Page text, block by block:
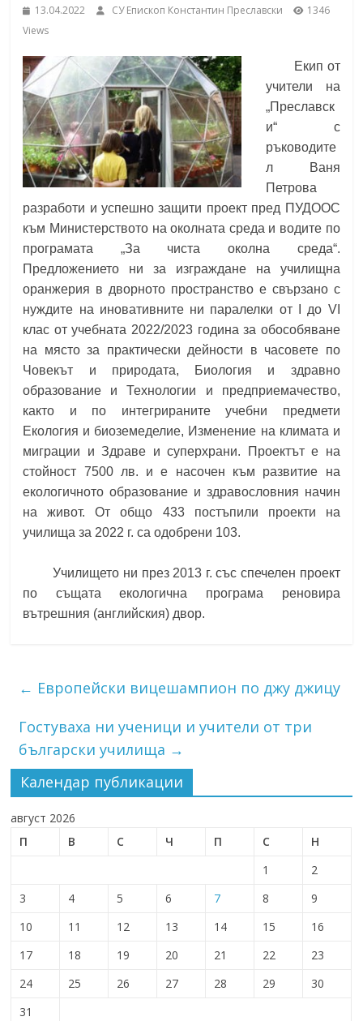
under the Erasmus+ Programme in
School,
Burgas
Средно
училище
"Епископ
Константин
Преславски"
Бургас
13.04.2022 СУ Епископ Константин Преславски
1346
Views
Екип от
учители на
„Преславск
и“ с
ръководите
л
Ваня
Петрова
разработи и успешно защити проект пред ПУДООС
към Министерството на околната среда и водите по
програмата „За чиста околна среда“.
Предложението ни за изграждане на училищна
оранжерия в дворното пространство е свързано с
нуждите на иновативните ни паралелки от I до VI
клас от учебната 2022/2023 година за обособяване
на място за практически дейности в часовете по
Човекът и природата, Биология и здравно
образование и Технологии и предприемачество,
както и по интегрираните учебни предмети
Екология и биоземеделие, Изменение на климата и
миграции и Здраве и суперхрани. Проектът е на
стойност 7500 лв. и е насочен към развитие на
екологичното образование и здравословния начин
на живот. От общо 433 постъпили проекти на
училища за 2022 г. са одобрени 103.
Училището ни през 2013 г. със спечелен проект
по същата екологична програма реновира
вътрешния (английския) двор.
← Европейски вицешампион по джу джицу
Гостуваха ни ученици и учители от три
български училища →
Календар публикации
август 2026
П
В С Ч П С
Н
1
2
3
4 5 6 7 8
9
10
11 12 13 14 15
16
17
18 19 20 21 22
23
24
25 26 27 28 29
30
31